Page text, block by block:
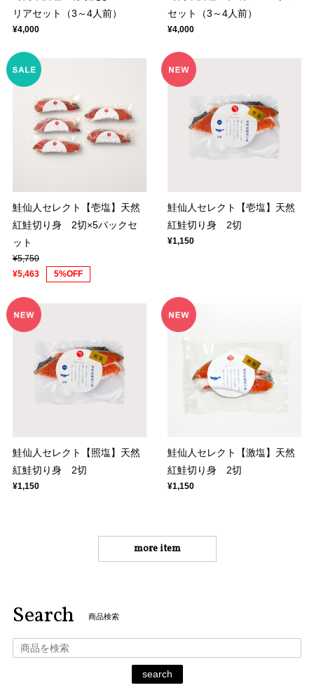
リアセット（3～4人前）
¥4,000
セット（3～4人前）
¥4,000
鮭仙人セレクト【壱塩】天然
紅鮭切り身 2切×5パックセ
ット
¥5,750
¥5,463
5%OFF
鮭仙人セレクト【壱塩】天然
紅鮭切り身 2切
¥1,150
鮭仙人セレクト【照塩】天然
紅鮭切り身 2切
¥1,150
鮭仙人セレクト【激塩】天然
紅鮭切り身 2切
¥1,150
more item
Search 商品検索
search